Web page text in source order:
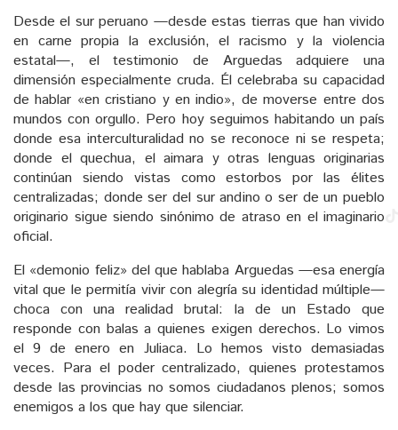
Desde el sur peruano —desde estas tierras que han vivido
en carne propia la exclusión, el racismo y la violencia
estatal—, el testimonio de Arguedas adquiere una
dimensión especialmente cruda. Él celebraba su capacidad
de hablar «en cristiano y en indio», de moverse entre dos
mundos con orgullo. Pero hoy seguimos habitando un país
donde esa interculturalidad no se reconoce ni se respeta;
donde el quechua, el aimara y otras lenguas originarias
continúan siendo vistas como estorbos por las élites
centralizadas; donde ser del sur andino o ser de un pueblo
originario sigue siendo sinónimo de atraso en el imaginario
oficial.
El «demonio feliz» del que hablaba Arguedas —esa energía
vital que le permitía vivir con alegría su identidad múltiple—
choca con una realidad brutal: la de un Estado que
responde con balas a quienes exigen derechos. Lo vimos
el 9 de enero en Juliaca. Lo hemos visto demasiadas
veces. Para el poder centralizado, quienes protestamos
desde las provincias no somos ciudadanos plenos; somos
enemigos a los que hay que silenciar.